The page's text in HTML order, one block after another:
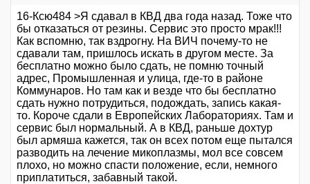
16-Ксю484 >Я сдавал в КВД два года назад. Тоже что
бы отказаться от резины. Сервис это просто мрак!!!
Как вспомню, так вздрогну. На ВИЧ почему-то не
сдавали там, пришлось искать в другом месте. За
бесплатно можно было сдать, не помню точный
адрес, Промышленная и улица, где-то в районе
Коммунаров. Но там как и везде что бы бесплатно
сдать нужно потрудиться, подождать, запись какая-
то. Короче сдали в Европейских Лабораториях. Там и
сервис был нормальный. А в КВД, раньше дохтур
был армяша кажется, так он всех потом еще пытался
разводить на лечение микоплазмы, мол все совсем
плохо, но можно спасти положение, если, немного
приплатиться, забавный такой.